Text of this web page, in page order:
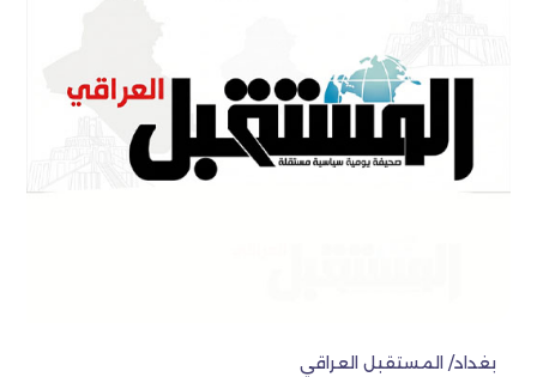
بغداد/ المستقبل العراقي